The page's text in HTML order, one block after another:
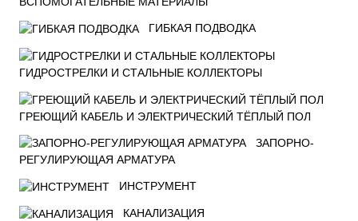
ГИБКАЯ ПОДВОДКА
ГИДРОСТРЕЛКИ И СТАЛЬНЫЕ КОЛЛЕКТОРЫ
ГРЕЮЩИЙ КАБЕЛЬ И ЭЛЕКТРИЧЕСКИЙ ТЁПЛЫЙ ПОЛ
ЗАПОРНО-
РЕГУЛИРУЮЩАЯ АРМАТУРА
ИНСТРУМЕНТ
КАНАЛИЗАЦИЯ